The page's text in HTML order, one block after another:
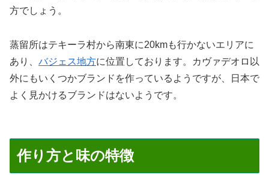
方でしょう。
蒸留所はテキーラ村から南東に20kmも行かないエリアに
あり、 バジェス地方に位置しております。カヴァデオロ以
外にもいくつかブランドを作っているようですが、日本で
よく見かけるブランドはないようです。
作り方と味の特徴